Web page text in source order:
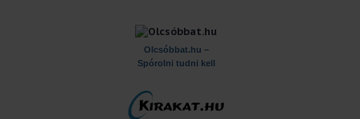
Olcsóbbat.hu –
Spórolni tudni kell